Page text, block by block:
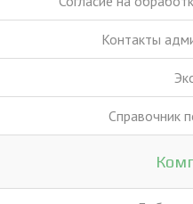
Контакты
Справочник